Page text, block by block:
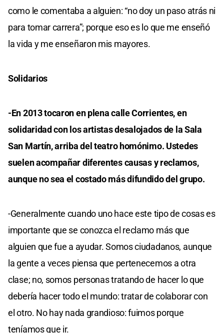
como le comentaba a alguien: “no doy un paso atrás ni
para tomar carrera”; porque eso es lo que me enseñó
la vida y me enseñaron mis mayores.
Solidarios
-En 2013 tocaron en plena calle Corrientes, en
solidaridad con los artistas desalojados de la Sala
San Martín, arriba del teatro homónimo. Ustedes
suelen acompañar diferentes causas y reclamos,
aunque no sea el costado más difundido del grupo.
-Generalmente cuando uno hace este tipo de cosas es
importante que se conozca el reclamo más que
alguien que fue a ayudar. Somos ciudadanos, aunque
la gente a veces piensa que pertenecemos a otra
clase; no, somos personas tratando de hacer lo que
debería hacer todo el mundo: tratar de colaborar con
el otro. No hay nada grandioso: fuimos porque
teníamos que ir.